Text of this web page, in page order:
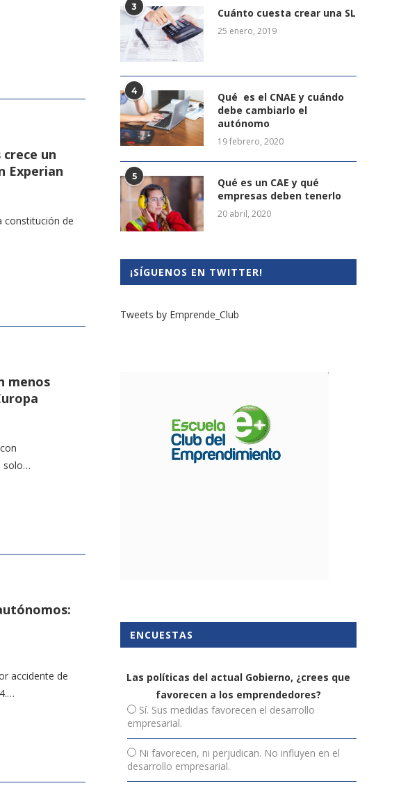
un
Experian
constitución de
menos
solo…
accidente de
3 Cuánto cuesta crear una SL
25 enero, 2019
4
Qué es el CNAE y cuándo
debe cambiarlo el
autónomo
19 febrero, 2020
5
Qué es un CAE y qué
empresas deben tenerlo
20 abril, 2020
¡SÍGUENOS EN TWITTER!
Tweets by Emprende_Club
ENCUESTAS
Las políticas del actual Gobierno, ¿crees que
favorecen a los emprendedores?
Sí. Sus medidas favorecen el desarrollo
empresarial.
Ni favorecen, ni perjudican. No influyen en el
desarrollo empresarial.